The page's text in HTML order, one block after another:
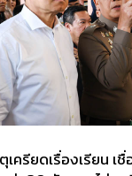
ครียดเรื่องเรียน เชื่